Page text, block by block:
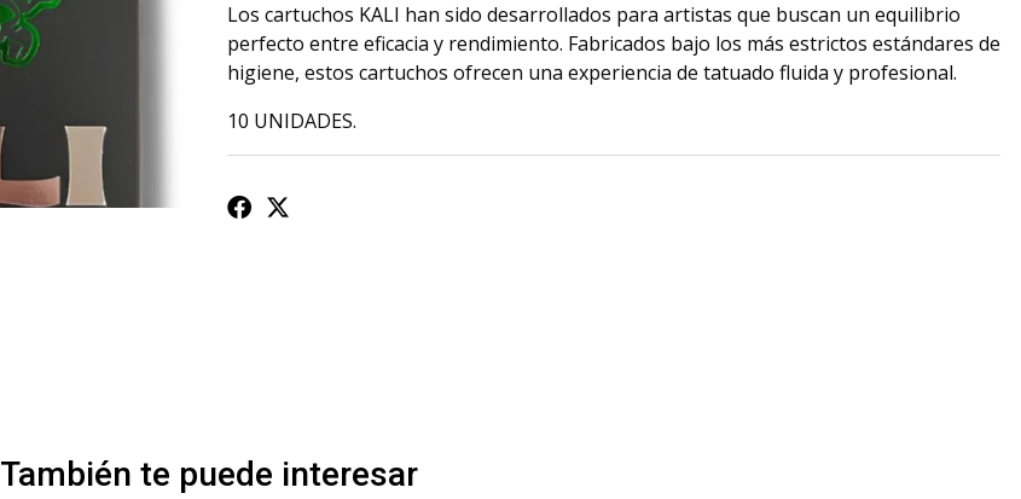
Los cartuchos KALI han sido desarrollados para artistas que buscan un equilibrio
perfecto entre eficacia y rendimiento. Fabricados bajo los más estrictos estándares de
higiene, estos cartuchos ofrecen una experiencia de tatuado fluida y profesional.
10 UNIDADES.
También te puede interesar